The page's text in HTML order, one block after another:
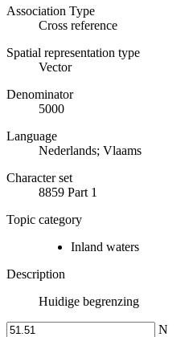
Association Type
Cross reference
Spatial representation type
Vector
Denominator
5000
Language
Nederlands; Vlaams
Character set
8859 Part 1
Topic category
Inland waters
Description
Huidige begrenzing
N